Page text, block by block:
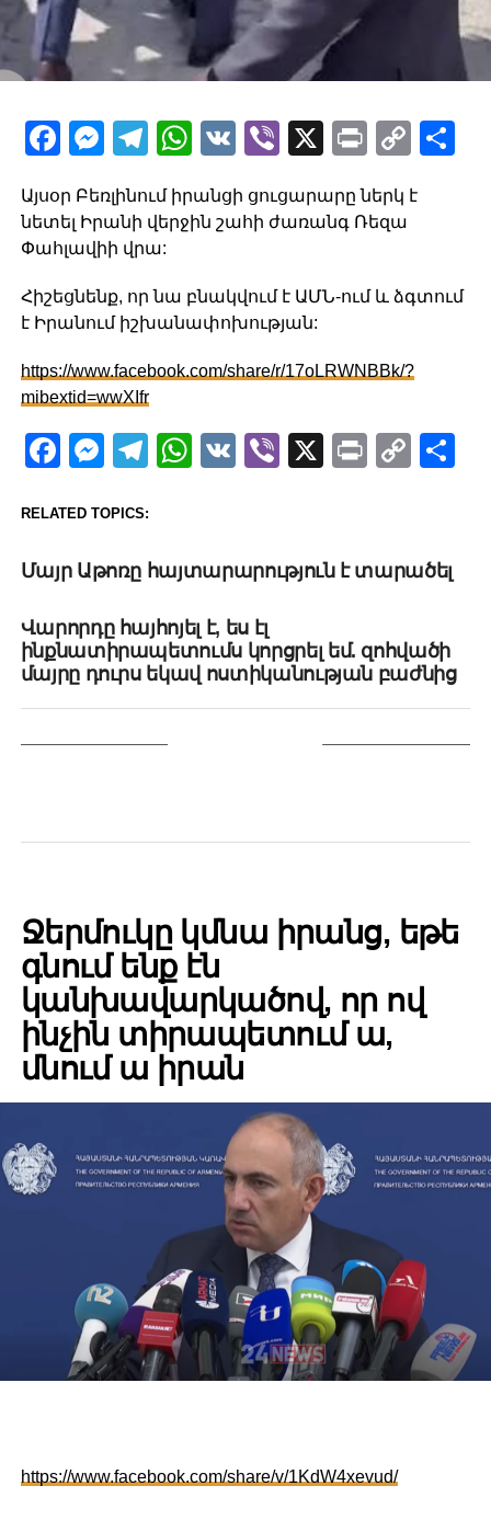
Facebook
Messenger
Telegram
WhatsApp
VKViber
X PrintCopy
Այսօր Բեռլինում իրանցի ցուցարարը ներկ է
նետել Իրանի վերջին շահի ժառանգ Ռեզա
Փահլավիի վրա:
Հիշեցնենք, որ նա բնակվում է ԱՄՆ-ում և ձգտում
է Իրանում իշխանափոխության:
https://www.facebook.com/share/r/17oLRWNBBk/?
mibextid=wwXIfr
Facebook
Messenger
Telegram
WhatsApp
VKViber
X PrintCopy
RELATED TOPICS:
Մայր Աթոռը հայտարարություն է տարածել
Վարորդը հայհոյել է, ես էլ
ինքնատիրապետումս կորցրել եմ. զոհվածի
մայրը դուրս եկավ ոստիկանության բաժնից
Ջերմուկը կմնա իրանց, եթե
գնում ենք էն
կանխավարկածով, որ ով
ինչին տիրապետում ա,
մնում ա իրան
https://www.facebook.com/share/v/1KdW4xevud/